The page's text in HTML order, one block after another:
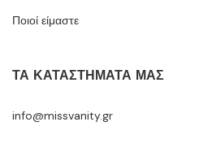
Ποιοί είμαστε
ΤΑ ΚΑΤΑΣΤΉΜΑΤΆ ΜΑΣ
info@missvanity.gr